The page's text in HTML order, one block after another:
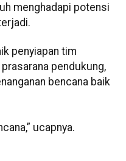
menghadapi potensi
penyiapan tim
pendukung,
bencana baik
ucapnya.